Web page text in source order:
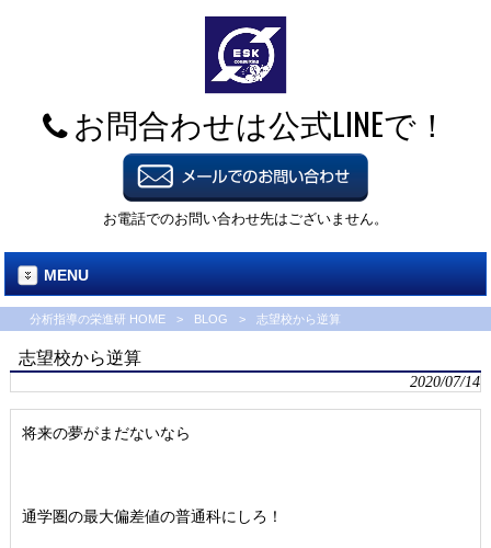
お問合わせは公式LINEで！
お電話でのお問い合わせ先はございません。
MENU
分析指導の栄進研 HOME > BLOG > 志望校から逆算
志望校から逆算
2020/07/14
将来の夢がまだないなら
通学圏の最大偏差値の普通科にしろ！